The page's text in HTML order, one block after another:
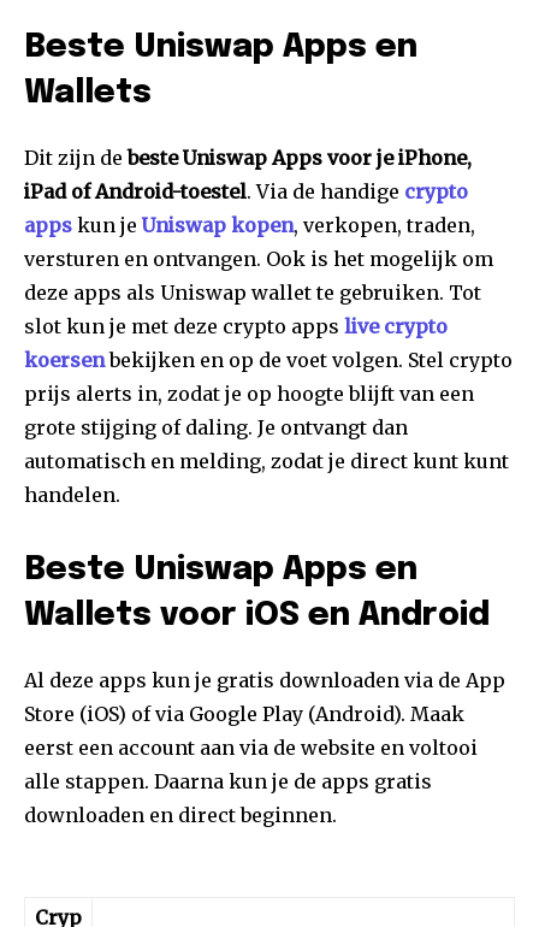
Beste Uniswap Apps en
Wallets
Dit zijn debeste Uniswap Apps voor je iPhone,
iPad of Android-toestel. Via de handige crypto
apps kun je Uniswap kopen, verkopen, traden,
versturen en ontvangen. Ook is het mogelijk om
deze apps als Uniswap wallet te gebruiken. Tot
slot kun je met deze crypto apps live crypto
koersenbekijken en op de voet volgen. Stel crypto
prijs alerts in, zodat je op hoogte blijft van een
grote stijging of daling. Je ontvangt dan
automatisch en melding, zodat je direct kunt kunt
handelen.
Beste Uniswap Apps en
Wallets voor iOS en Android
Al deze apps kun je gratis downloaden via de App
Store (iOS) of via Google Play (Android). Maak
eerst een account aan via de website en voltooi
alle stappen. Daarna kun je de apps gratis
downloaden en direct beginnen.
Cryp